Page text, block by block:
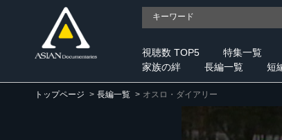
視聴数 TOP5 特集一覧
家族の絆
長編一覧 短
トップページ 長編一覧 オスロ・ダイアリー